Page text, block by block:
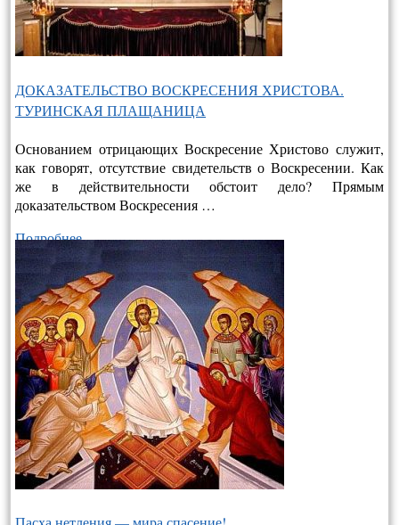
ДОКАЗАТЕЛЬСТВО ВОСКРЕСЕНИЯ ХРИСТОВА.
ТУРИНСКАЯ ПЛАЩАНИЦА
Основанием отрицающих Воскресение Христово служит,
как говорят, отсутствие свидетельств о Воскресении. Как
же в действительно­сти обстоит дело? Прямым
доказательством Воскресения …
Подробнее…